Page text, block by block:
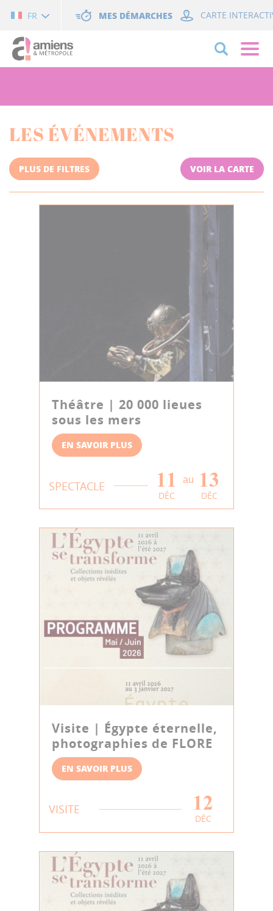
FR MES DÉMARCHES CARTE
LES ÉVÉNEMENTS
PLUS DE FILTRES VOIR LA CARTE
Théâtre | 20 000 lieues
sous les mers
EN SAVOIR PLUS
SPECTACLE 11
DÉC
au 13
DÉC
Visite | Égypte éternelle,
photographies de FLORE
EN SAVOIR PLUS
VISITE 12
DÉC